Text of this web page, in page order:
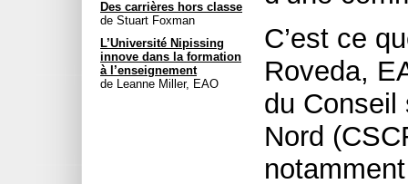
Des carrières hors classe
de Stuart Foxman
L’Université Nipissing
innove dans la formation
à l’enseignement
de Leanne Miller, EAO
C’est ce
Roveda,
du Conseil
Nord